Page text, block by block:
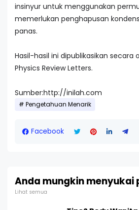
insinyur untuk menggunakan
memerlukan penghapusan
panas.
Hasil-hasil ini dipublikasikan secara
Physics Review Letters.
Sumber:http://inilah.com
Pengetahuan Menarik
Facebook
Anda mungkin menyukai
Lihat semua